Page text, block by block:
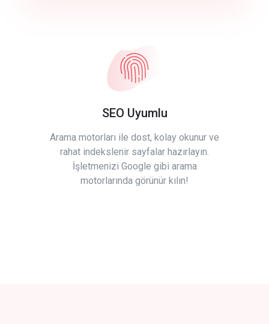
SEO Uyumlu
Arama motorları ile dost, kolay okunur ve
rahat indekslenir sayfalar hazırlayın.
İşletmenizi Google gibi arama
motorlarında görünür kılın!